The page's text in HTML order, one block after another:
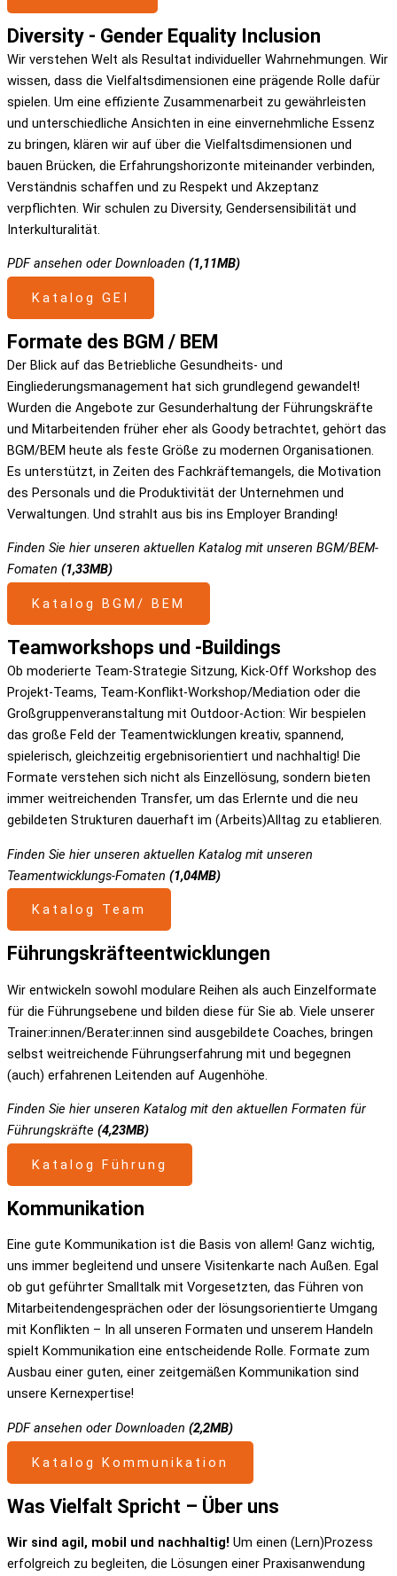
Diversity - Gender Equality Inclusion
Wir verstehen Welt als Resultat individueller Wahrnehmungen. Wir
wissen, dass die Vielfaltsdimensionen eine prägende Rolle dafür
spielen. Um eine effiziente Zusammenarbeit zu gewährleisten
und unterschiedliche Ansichten in eine einvernehmliche Essenz
zu bringen, klären wir auf über die Vielfaltsdimensionen und
bauen Brücken, die Erfahrungshorizonte miteinander verbinden,
Verständnis schaffen und zu Respekt und Akzeptanz
verpflichten. Wir schulen zu Diversity, Gendersensibilität und
Interkulturalität.
PDF ansehen oder Downloaden (1,11MB)
Katalog GEI
Formate des BGM / BEM
Der Blick auf das Betriebliche Gesundheits- und
Eingliederungsmanagement hat sich grundlegend gewandelt!
Wurden die Angebote zur Gesunderhaltung der Führungskräfte
und Mitarbeitenden früher eher als Goody betrachtet, gehört das
BGM/BEM heute als feste Größe zu modernen Organisationen.
Es unterstützt, in Zeiten des Fachkräftemangels, die Motivation
des Personals und die Produktivität der Unternehmen und
Verwaltungen. Und strahlt aus bis ins Employer Branding!
Finden Sie hier unseren aktuellen Katalog mit unseren BGM/BEM-
Fomaten (1,33MB)
Katalog BGM/ BEM
Teamworkshops und -Buildings
Ob moderierte Team-Strategie Sitzung, Kick-Off Workshop des
Projekt-Teams, Team-Konflikt-Workshop/Mediation oder die
Großgruppenveranstaltung mit Outdoor-Action: Wir bespielen
das große Feld der Teamentwicklungen kreativ, spannend,
spielerisch, gleichzeitig ergebnisorientiert und nachhaltig! Die
Formate verstehen sich nicht als Einzellösung, sondern bieten
immer weitreichenden Transfer, um das Erlernte und die neu
gebildeten Strukturen dauerhaft im (Arbeits)Alltag zu etablieren.
Finden Sie hier unseren aktuellen Katalog mit unseren
Teamentwicklungs-Fomaten (1,04MB)
Katalog Team
Führungs­kräfte­entwicklungen
Wir entwickeln sowohl modulare Reihen als auch Einzelformate
für die Führungsebene und bilden diese für Sie ab. Viele unserer
Trainer:innen/Berater:innen sind ausgebildete Coaches, bringen
selbst weitreichende Führungserfahrung mit und begegnen
(auch) erfahrenen Leitenden auf Augenhöhe.
Finden Sie hier unseren Katalog mit den aktuellen Formaten für
Führungskräfte (4,23MB)
Katalog Führung
Kommunikation
Eine gute Kommunikation ist die Basis von allem! Ganz wichtig,
uns immer begleitend und unsere Visitenkarte nach Außen. Egal
ob gut geführter Smalltalk mit Vorgesetzten, das Führen von
Mitarbeitendengesprächen oder der lösungsorientierte Umgang
mit Konflikten – In all unseren Formaten und unserem Handeln
spielt Kommunikation eine entscheidende Rolle. Formate zum
Ausbau einer guten, einer zeitgemäßen Kommunikation sind
unsere Kernexpertise!
PDF ansehen oder Downloaden (2,2MB)
Katalog Kommunikation
Was Vielfalt Spricht – Über uns
Wir sind agil, mobil und nachhaltig! Um einen (Lern)Prozess
erfolgreich zu begleiten, die Lösungen einer Praxisanwendung